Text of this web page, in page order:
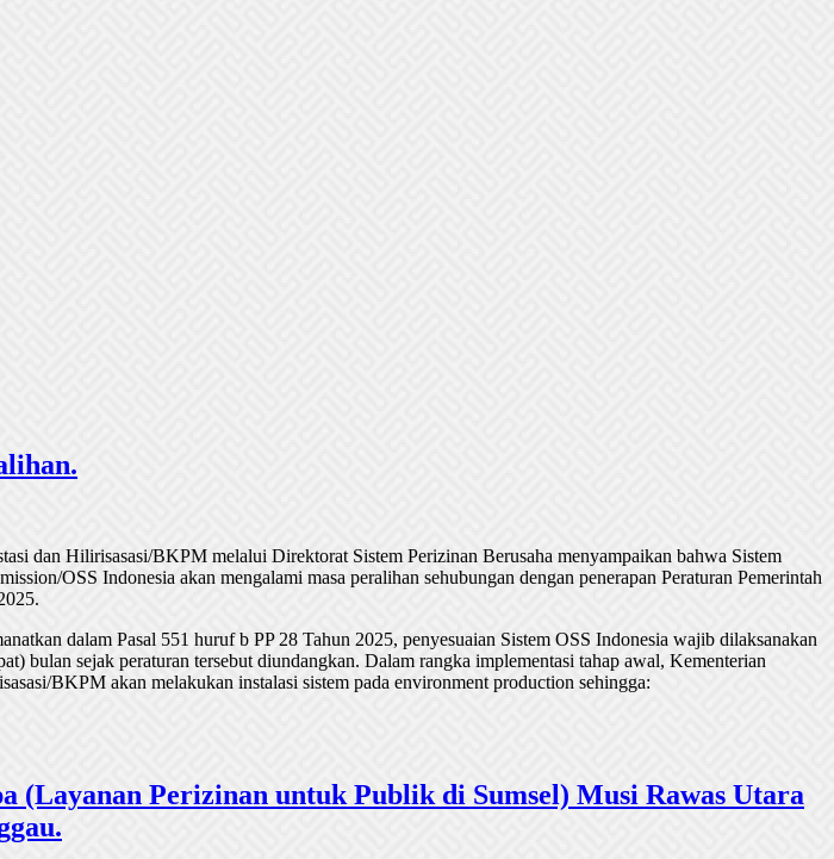
dan Hilirisasasi/BKPM melalui Direktorat Sistem Perizinan Berusaha menyampaikan bahwa Sistem
OSS Indonesia akan mengalami masa peralihan sehubungan dengan penerapan Peraturan Pemerintah
dalam Pasal 551 huruf b PP 28 Tahun 2025, penyesuaian Sistem OSS Indonesia wajib dilaksanakan
bulan sejak peraturan tersebut diundangkan. Dalam rangka implementasi tahap awal, Kementerian
BKPM akan melakukan instalasi sistem pada environment production sehingga:
(Layanan Perizinan untuk Publik di Sumsel) Musi Rawas Utara